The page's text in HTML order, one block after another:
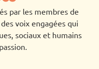
par les membres de
voix engagées qui
sociaux et humains